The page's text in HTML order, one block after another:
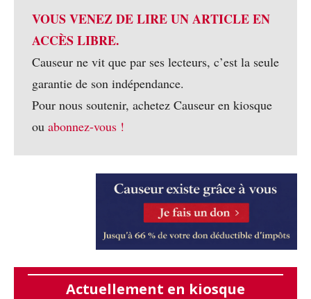
VOUS VENEZ DE LIRE UN ARTICLE EN
ACCÈS LIBRE.
Causeur ne vit que par ses lecteurs, c’est la seule
garantie de son indépendance.
Pour nous soutenir, achetez Causeur en kiosque
ou abonnez-vous !
Actuellement en kiosque